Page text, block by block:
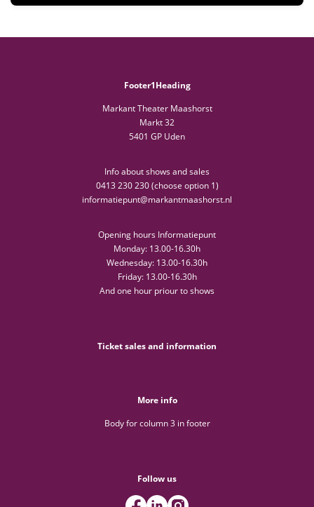
Footer1Heading
Markant Theater Maashorst
Markt 32
5401 GP Uden
Info about shows and sales
0413 230 230 (choose option 1)
informatiepunt@markantmaashorst.nl
Opening hours Informatiepunt
Monday: 13.00-16.30h
Wednesday: 13.00-16.30h
Friday: 13.00-16.30h
And one hour priour to shows
Ticket sales and information
More info
Body for column 3 in footer
Follow us